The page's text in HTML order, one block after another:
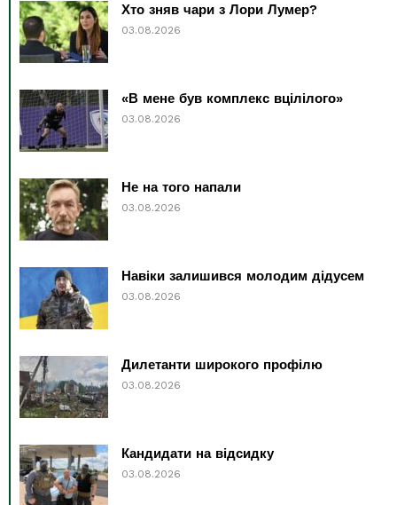
Хто зняв чари з Лори Лумер?
03.08.2026
«В мене був комплекс вцілілого»
03.08.2026
Не на того напали
03.08.2026
Навіки залишився молодим дідусем
03.08.2026
Дилетанти широкого профілю
03.08.2026
Кандидати на відсидку
03.08.2026